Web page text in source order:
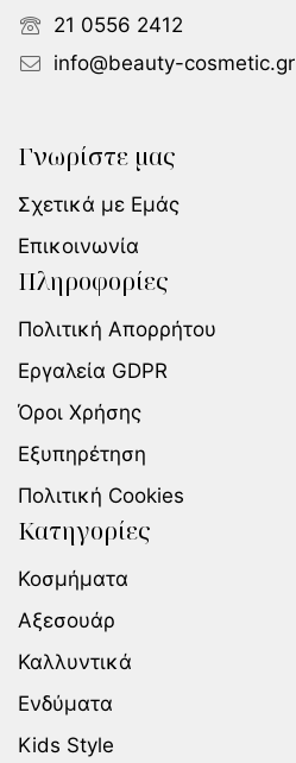
21 0556 2412
info@beauty-cosmetic.gr
Γνωρίστε μας
Σχετικά με Εμάς
Επικοινωνία
Πληροφορίες
Πολιτική Απορρήτου
Εργαλεία GDPR
Όροι Χρήσης
Εξυπηρέτηση
Πολιτική Cookies
Κατηγορίες
Κοσμήματα
Αξεσουάρ
Καλλυντικά
Ενδύματα
Kids Style